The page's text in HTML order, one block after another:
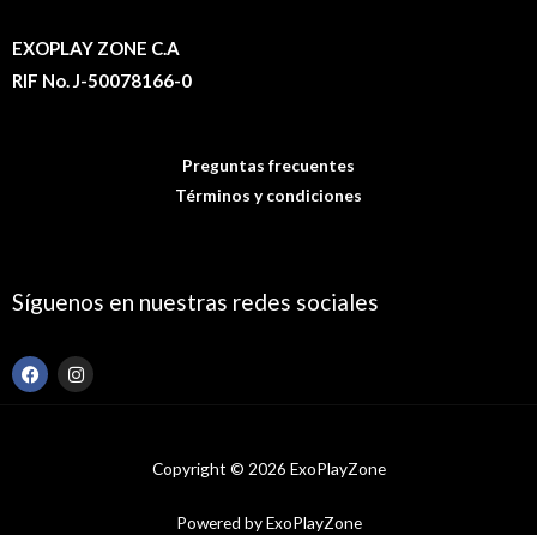
EXOPLAY ZONE C.A
RIF No. J-50078166-0
Preguntas frecuentes
Términos y condiciones
Síguenos en nuestras redes sociales
F
a
I
n
Copyright © 2026 ExoPlayZone
Powered by ExoPlayZone